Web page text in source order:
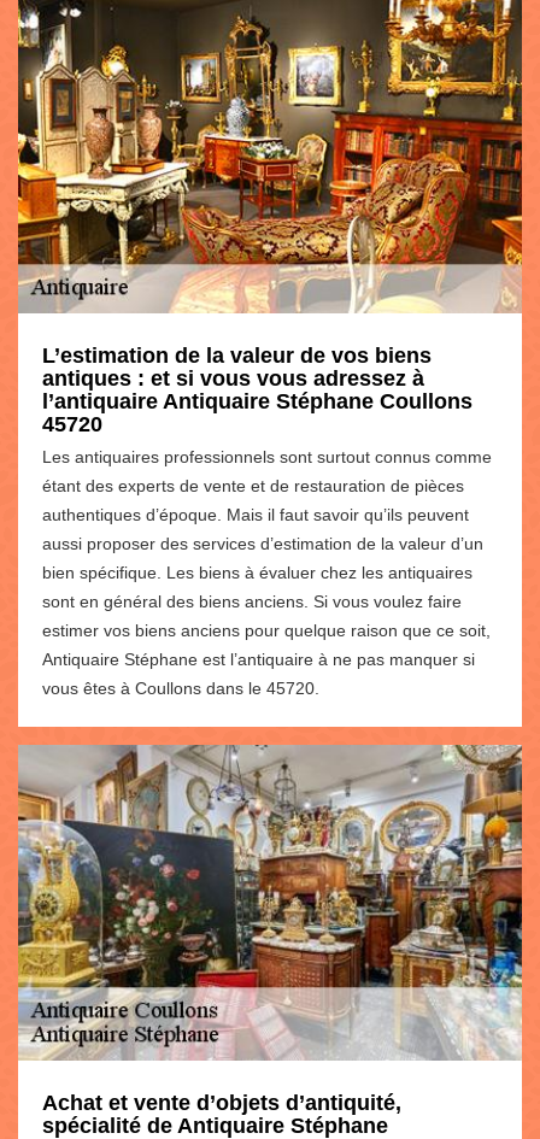
L’estimation de la valeur de vos biens
antiques : et si vous vous adressez à
l’antiquaire Antiquaire Stéphane Coullons
45720
Les antiquaires professionnels sont surtout connus comme
étant des experts de vente et de restauration de pièces
authentiques d’époque. Mais il faut savoir qu’ils peuvent
aussi proposer des services d’estimation de la valeur d’un
bien spécifique. Les biens à évaluer chez les antiquaires
sont en général des biens anciens. Si vous voulez faire
estimer vos biens anciens pour quelque raison que ce soit,
Antiquaire Stéphane est l’antiquaire à ne pas manquer si
vous êtes à Coullons dans le 45720.
Achat et vente d’objets d’antiquité,
spécialité de Antiquaire Stéphane